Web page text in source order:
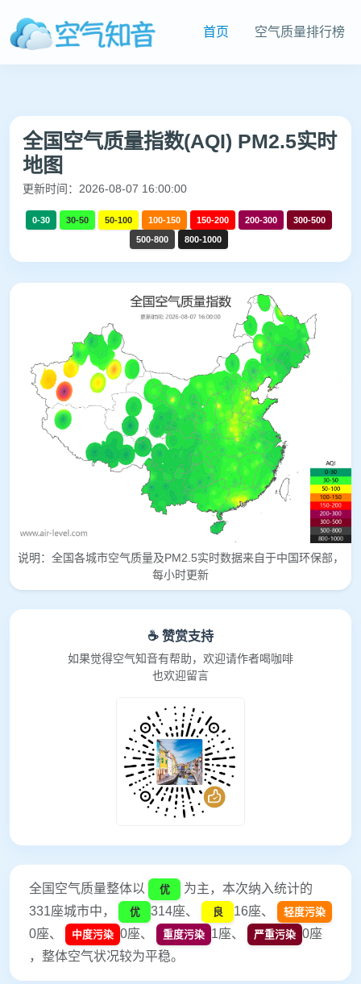
首页 空气质量排行榜
全国空气质量指数(AQI) PM2.5实时
地图
更新时间：2026-08-07 16:00:00
0-30 30-50 50-100 100-150 150-200 200-300
300-500
500-800
800-1000
说明：全国各城市空气质量及PM2.5实时数据来自于中国环保部，
每小时更新
☕ 赞赏支持
如果觉得空气知音有帮助，欢迎请作者喝咖啡
也欢迎留言
全国空气质量整体以 优
为主，本次纳入统计的
331座城市中，
优 314座、 良 16座、 轻度污染
0座、 中度污染 0座、 重度污染 1座、 严重污染 0座
，整体空气状况较为平稳。